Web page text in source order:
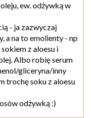
ew. odżywką w
- ja zazwyczaj
a na to emolienty - np
z aloesu i
Albo robię serum
gliceryna/inny
trochę soku z aloesu
odżywką :)